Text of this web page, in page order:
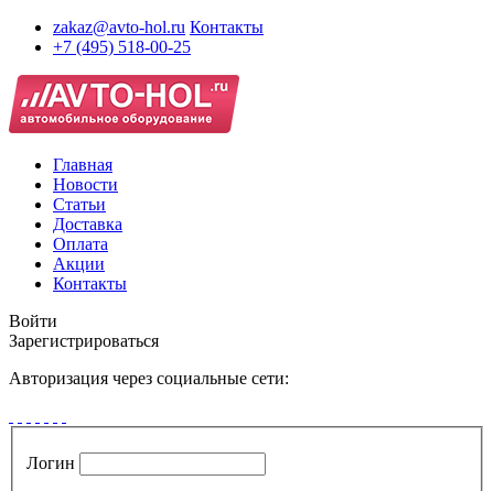
zakaz@avto-hol.ru Контакты
+7 (495) 518-00-25
Главная
Новости
Статьи
Доставка
Оплата
Акции
Контакты
Войти
Зарегистрироваться
Авторизация через социальные сети:
Логин